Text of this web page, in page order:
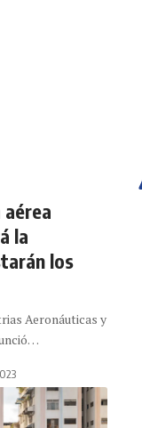
la
los
Aeronáuticas y